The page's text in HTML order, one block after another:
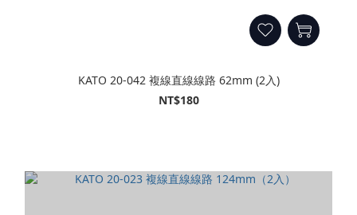
KATO 20-042 複線直線線路 62mm (2入)
NT$180